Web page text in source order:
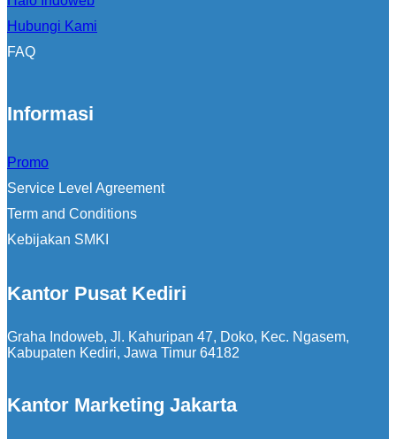
Hubungi Kami
FAQ
Informasi
Promo
Service Level Agreement
Term and Conditions
Kebijakan SMKI
Kantor Pusat Kediri
Graha Indoweb, Jl. Kahuripan 47, Doko, Kec. Ngasem,
Kabupaten Kediri, Jawa Timur 64182
Kantor Marketing Jakarta